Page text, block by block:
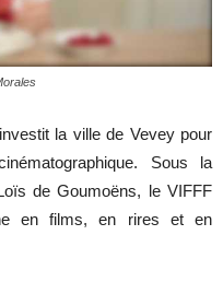
la ville de Vevey pour
Sous la
de Goumoëns, le VIFFF
en films, en rires et en